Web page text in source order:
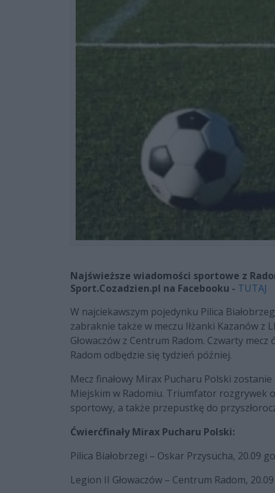
Najświeższe wiadomości sportowe z
Sport.Cozadzien.pl na Facebooku - TUTAJ
W najciekawszym pojedynku Pilica
zabraknie także w meczu Iłżanki Kazanów z
Głowaczów z Centrum Radom. Czwarty
Radom odbędzie się tydzień później.
Mecz finałowy Mirax Pucharu Polski
Miejskim w Radomiu. Triumfator rozgrywek
sportowy, a także przepustkę do
Ćwierćfinały Mirax Pucharu Polski:
Pilica Białobrzegi – Oskar Przysucha, 20.09
Legion II Głowaczów – Centrum Radom,